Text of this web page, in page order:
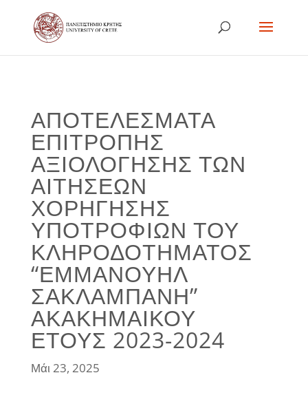
ΑΠΟΤΕΛΕΣΜΑΤΑ
ΕΠΙΤΡΟΠΗΣ
ΑΞΙΟΛΟΓΗΣΗΣ ΤΩΝ
ΑΙΤΗΣΕΩΝ
ΧΟΡΗΓΗΣΗΣ
ΥΠΟΤΡΟΦΙΩΝ ΤΟΥ
ΚΛΗΡΟΔΟΤΗΜΑΤΟΣ
“ΕΜΜΑΝΟΥΗΛ
ΣΑΚΛΑΜΠΑΝΗ”
ΑΚΑΚΗΜΑΙΚΟΥ
ΕΤΟΥΣ 2023-2024
Μάι 23, 2025